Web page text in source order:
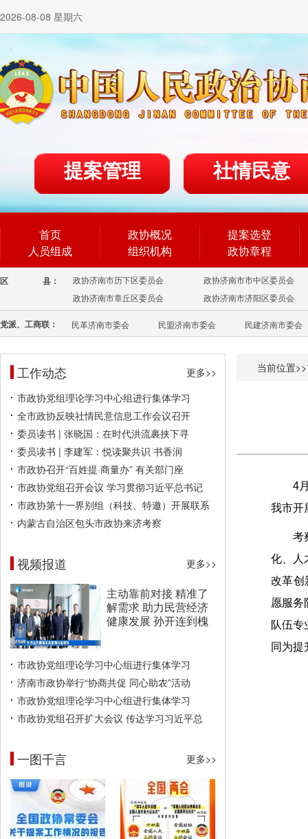
2026-08-08 星期六
提案管理 社情民意
首页
人员组成
政协概况
组织机构
提案选登
政协章程
区 县： 政协济南市历下区委员会
政协济南市市中区委员会
政协济南市章丘区委员会
政协济南市济阳区委员会
党派、工商联： 民革济南市委会 民盟济南市委会 民建济南市委会
工作动态
更多>>
市政协党组理论学习中心组进行集体学习
全市政协反映社情民意信息工作会议召开
委员读书 | 张晓国：在时代洪流裹挟下寻
委员读书 | 李建军：悦读聚共识 书香润
市政协召开“百姓提·商量办” 有关部门座
市政协党组召开会议 学习贯彻习近平总书记
市政协第十一界别组（科技、特邀）开展联系
内蒙古自治区包头市政协来济考察
视频报道 更多>>
主动靠前对接 精准了
解需求 助力民营经济
健康发展 孙开连到槐
市政协党组理论学习中心组进行集体学习
济南市政协举行“协商共促 同心助农”活动
市政协党组理论学习中心组进行集体学习
市政协党组召开扩大会议 传达学习习近平总
一图千言 更多>>
当前位置>>
4
我市开
考
化、人
改革创
愿服务
队伍专
同为提